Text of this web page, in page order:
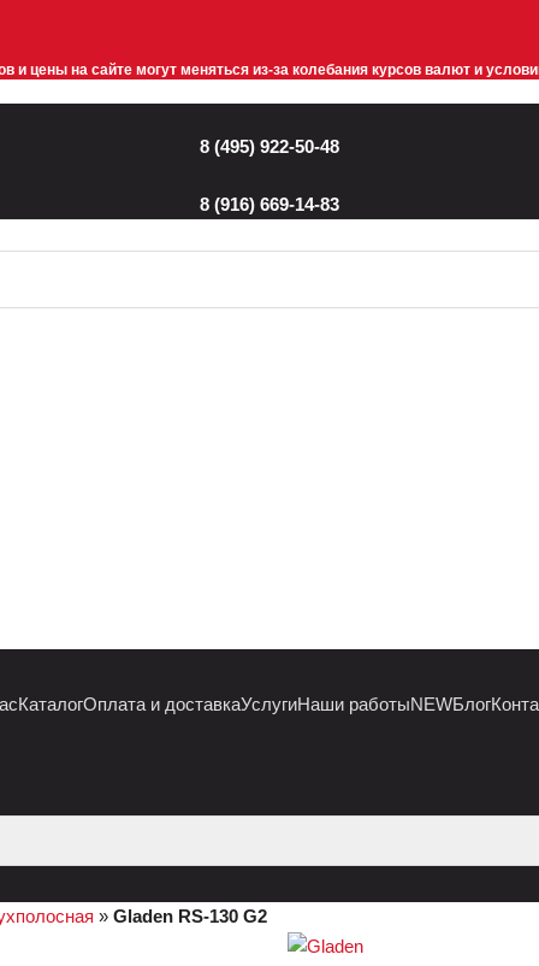
и цены на сайте могут меняться из-за колебания курсов валют и
8 (495) 922-50-48
8 (916) 669-14-83
КаталогОплата и доставкаУслугиНаши работыNEWБлог
» Gladen RS-130 G2